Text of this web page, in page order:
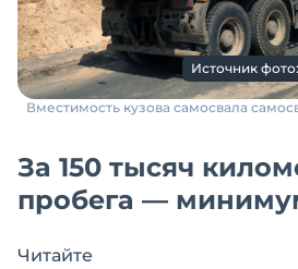
Источник
Вместимость кузова самосвала
За 150 тысяч
пробега —
Читайте